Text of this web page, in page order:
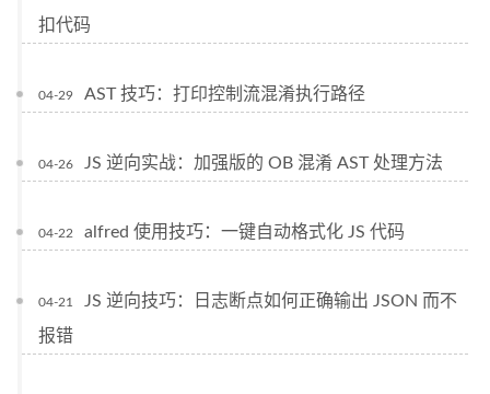
扣代码
04-29 AST 技巧：打印控制流混淆执行路径
04-26 JS 逆向实战：加强版的 OB 混淆 AST 处理方法
04-22 alfred 使用技巧：一键自动格式化 JS 代码
04-21
JS 逆向技巧：日志断点如何正确输出 JSON 而不
报错